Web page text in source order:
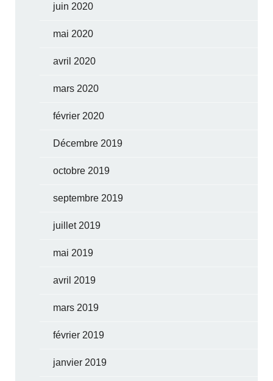
juin 2020
mai 2020
avril 2020
mars 2020
février 2020
Décembre 2019
octobre 2019
septembre 2019
juillet 2019
mai 2019
avril 2019
mars 2019
février 2019
janvier 2019